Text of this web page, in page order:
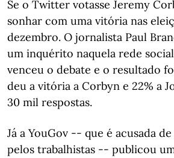
Se o Twitter votasse Jeremy
sonhar com uma vitória nas
dezembro. O jornalista Paul
um inquérito naquela rede
venceu o debate e o resultado
deu a vitória a Corbyn e 22% a
30 mil respostas.
Já a YouGov -- que é acusada
pelos trabalhistas -- publicou